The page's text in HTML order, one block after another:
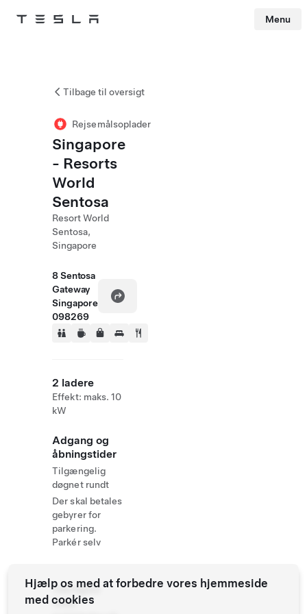
Tesla Menu
Tilbage til oversigt
Rejsemålsoplader
Singapore
- Resorts
World
Sentosa
Resort World
Sentosa,
Singapore
8 Sentosa
Gateway
Singapore
098269
2 ladere
Effekt: maks. 10
kW
Adgang og
åbningstider
Tilgængelig
døgnet rundt
Der skal betales
gebyrer for
parkering.
Parkér selv
Yderligere
Tesla
Hjælp os med at forbedre vores hjemmeside
med cookies